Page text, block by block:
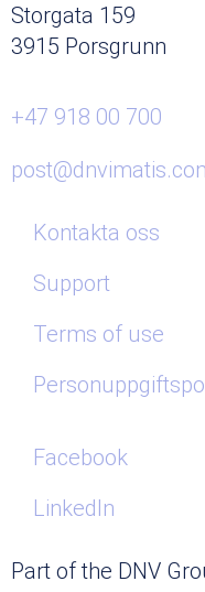
Storgata 159
3915 Porsgrunn
+47 918 00 700
Kontakta oss
Support
Terms of use
Facebook
LinkedIn
Part of the DNV